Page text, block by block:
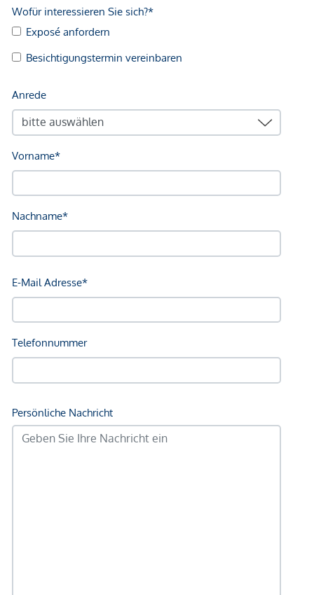
dem zu vermittelnden Dritten ein familiäres oder
wirtschaftliches Naheverhältnis besteht.
Der Vermittler ist als Doppelmakler tätig.
*Der Vertrag kommt nicht mit der INFINA Credit Broker
GmbH zustande. Das Objekt wird von einem externen
Immobilienunternehmen angeboten. Allfällige aus dem
Vertragsabschluss resultierende Rechte sind ausschließlich
gegenüber dem anbietenden Immobilienunternehmen
unverbindliche Vorabinformationen sind und daher ohne